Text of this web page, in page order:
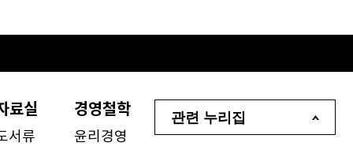
료실
서류
경영철학
윤리경영
관련 누리집